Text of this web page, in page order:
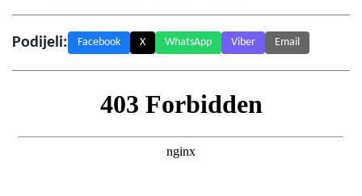
Podijeli: Facebook X WhatsApp Viber Email